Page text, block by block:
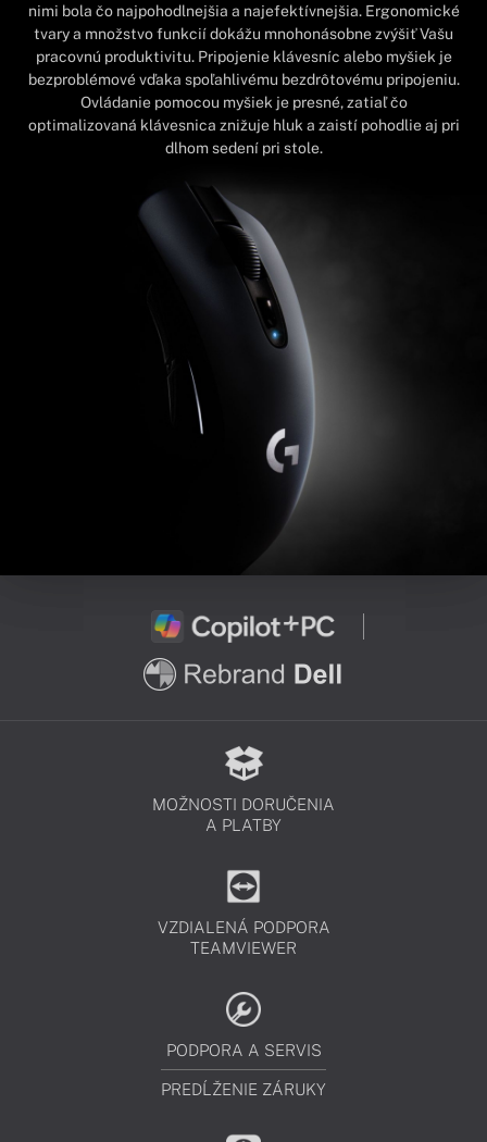
nimi bola čo najpohodlnejšia a najefektívnejšia. Ergonomické
tvary a množstvo funkcií dokážu mnohonásobne zvýšiť Vašu
pracovnú produktivitu. Pripojenie klávesníc alebo myšiek je
bezproblémové vďaka spoľahlivému bezdrôtovému pripojeniu.
Ovládanie pomocou myšiek je presné, zatiaľ čo
optimalizovaná klávesnica znižuje hluk a zaistí pohodlie aj pri
dlhom sedení pri stole.
MOŽNOSTI DORUČENIA
A PLATBY
VZDIALENÁ PODPORA
TEAMVIEWER
PODPORA A SERVIS
PREDĹŽENIE ZÁRUKY